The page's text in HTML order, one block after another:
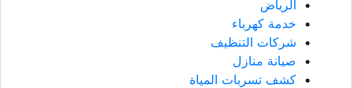
الرياض
خدمة كهرباء
شركات التنظيف
صيانة منازل
كشف تسربات المياة